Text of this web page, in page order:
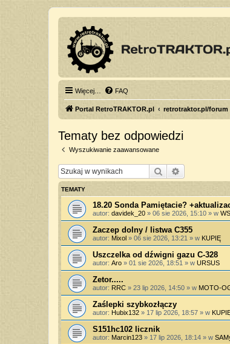
Więcej… FAQ
Portal RetroTRAKTOR.pl retrotraktor.pl/forum
Tematy bez odpowiedzi
Wyszukiwanie zaawansowane
Szukaj
TEMATY
18.20 Sonda Pamiętacie?
autor: davidek_20 » 06 sie 2026, 15:10 » w
Zaczep dolny / listwa C355
autor: Mixol » 06 sie 2026, 13:21 » w KUPIĘ
Uszczelka od dźwigni gazu C-328
autor: Aro » 01 sie 2026, 18:51 » w URSUS
Zetor.....
autor: RRC » 23 lip 2026, 14:50 » w MOTO-
Zaślepki szybkozłączy
autor: Hubix132 » 17 lip 2026, 18:57 » w
S151hc102 licznik
autor: Marcin123 » 17 lip 2026, 18:14 » w